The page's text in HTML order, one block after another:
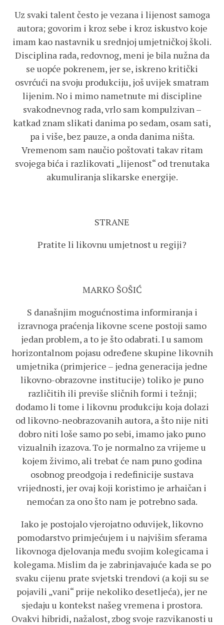
Uz svaki talent često je vezana i lijenost samoga
autora; govorim i kroz sebe i kroz iskustvo koje
imam kao nastavnik u srednjoj umjetničkoj školi.
Disciplina rada, redovnog, meni je bila nužna da
se uopće pokrenem, jer se, iskreno kritički
osvrćući na svoju produkciju, još uvijek smatram
lijenim. No i mimo nametnute mi discipline
svakodnevnog rada, vrlo sam kompulzivan –
katkad znam slikati danima po sedam, osam sati,
pa i više, bez pauze, a onda danima ništa.
Vremenom sam naučio poštovati takav ritam
svojega bića i razlikovati „lijenost“ od trenutaka
akumuliranja slikarske energije.
STRANE
Pratite li likovnu umjetnost u regiji?
MARKO ŠOŠIĆ
S današnjim mogućnostima informiranja i
izravnoga praćenja likovne scene postoji samo
jedan problem, a to je što odabrati. I u samom
horizontalnom pojasu određene skupine likovnih
umjetnika (primjerice – jedna generacija jedne
likovno-obrazovne institucije) toliko je puno
različitih ili previše sličnih formi i težnji;
dodamo li tome i likovnu produkciju koja dolazi
od likovno-neobrazovanih autora, a što nije niti
dobro niti loše samo po sebi, imamo jako puno
vizualnih izazova. To je normalno za vrijeme u
kojem živimo, ali trebat će nam puno godina
osobnog preodgoja i redefinicije sustava
vrijednosti, jer ovaj koji koristimo je arhaičan i
nemoćan za ono što nam je potrebno sada.
Iako je postojalo vjerojatno oduvijek, likovno
pomodarstvo primjećujem i u najvišim sferama
likovnoga djelovanja među svojim kolegicama i
kolegama. Mislim da je zabrinjavajuće kada se po
svaku cijenu prate svjetski trendovi (a koji su se
pojavili „vani“ prije nekoliko desetljeća), jer ne
sjedaju u kontekst našeg vremena i prostora.
Ovakvi hibridi, nažalost, zbog svoje razvikanosti u